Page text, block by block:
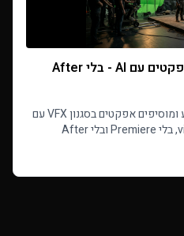
החלפת רקע (גרין סקרין) ואפקטים עם AI - בלי After
איך מחליפים רקע ירוק או כל רקע ומוסיפים אפקטים בסגנון VFX עם
AI ב-Kolbo - דרך video-to-video, בלי Premiere ובלי After